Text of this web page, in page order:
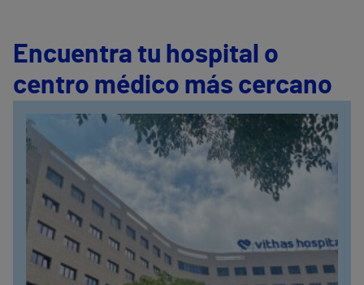
Encuentra tu hospital o
centro médico más cercano